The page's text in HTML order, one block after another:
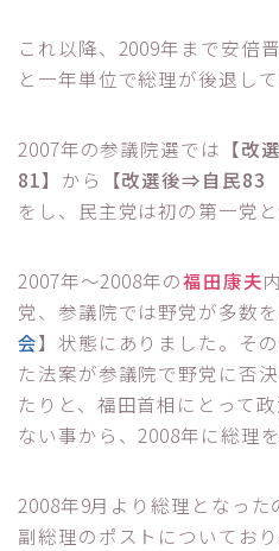
これ以降、2009年まで安
と一年単位で総理が後退し
2007年の参議院選では 【
81】 から 【改選後⇒自民83
をし、民主党は初の第一党と
2007年～2008年の福田康夫
党、参議院では野党が多数
会】状態にありました。そ
た法案が参議院で野党に否
たりと、福田首相にとって
ない事から、2008年に総理
2008年9月より総理となった
副総理のポストについてお